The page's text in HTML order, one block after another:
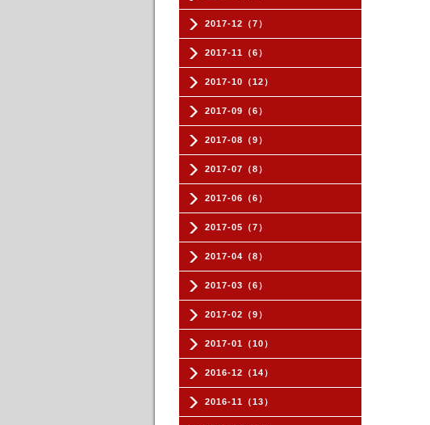
2017-12（7）
2017-11（6）
2017-10（12）
2017-09（6）
2017-08（9）
2017-07（8）
2017-06（6）
2017-05（7）
2017-04（8）
2017-03（6）
2017-02（9）
2017-01（10）
2016-12（14）
2016-11（13）